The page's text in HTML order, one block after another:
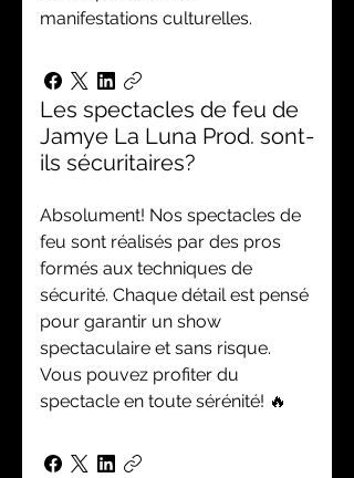
manifestations culturelles.
Les spectacles de feu de
Jamye La Luna Prod. sont-
ils sécuritaires?
Absolument! Nos spectacles de
feu sont réalisés par des pros
formés aux techniques de
sécurité. Chaque détail est pensé
pour garantir un show
spectaculaire et sans risque.
Vous pouvez profiter du
spectacle en toute sérénité! 🔥